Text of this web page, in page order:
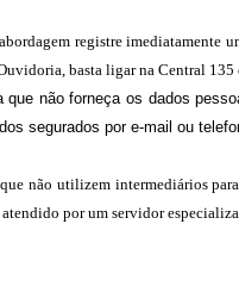
registre
basta ligar na Central
não forneça os dados
segurados por e-mail ou
não utilizem intermediários
por um servidor